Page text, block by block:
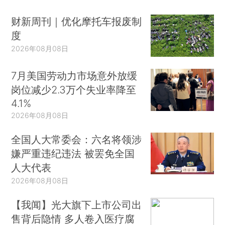
财新周刊｜优化摩托车报废制
度
2026年08月08日
7月美国劳动力市场意外放缓
岗位减少2.3万个失业率降至
4.1%
2026年08月08日
全国人大常委会：六名将领涉
嫌严重违纪违法 被罢免全国
人大代表
2026年08月08日
【我闻】光大旗下上市公司出
售背后隐情 多人卷入医疗腐